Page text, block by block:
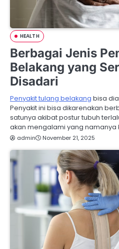
HEALTH
Berbagai Jenis
Belakang yang
Disadari
Penyakit tulang belakang bisa
Penyakit ini bisa dikarenakan
satunya akibat postur tubuh
akan mengalami yang namanya
admin November 21, 2025